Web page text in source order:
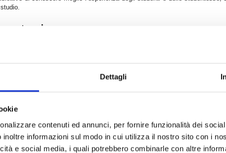
Dettagli
contenuti ed annunci, per fornire funzionalità dei
inoltre informazioni sul modo in cui utilizza il nostro sito con i
e social media, i quali potrebbero combinarle con altre
e gli studenti iscritti ai corsi di laurea triennale, magistrale, magistrale a
è sicura e anonima. Il questionario, disponibile in italiano e in inglese,
economica, benessere e salute mentale.
al questionario, dedica qualche minuto alla compilazione:la tua
al progetto EUROSTUDENT e a un report nazionale, offrendo